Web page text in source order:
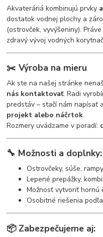
Akvateráriá kombinujú prvky
dostatok vodnej plochy a
(ostrovček, vyvýšeniny).
zdravý vývoj vodných
✂️Výroba na mieru
Ak ste na našej stránke
nás kontaktovať. Radi
predstáv – stačí nám napísať
projekt alebo náčrtok.
Rozmery uvádzame v poradí:
🔧 Možnosti a doplnky:
Ostrovčeky, súše,
Lepené prepážky,
Možnosť vytvoriť hornú
Osobitné riešenia
📦 Zabezpečujeme aj: